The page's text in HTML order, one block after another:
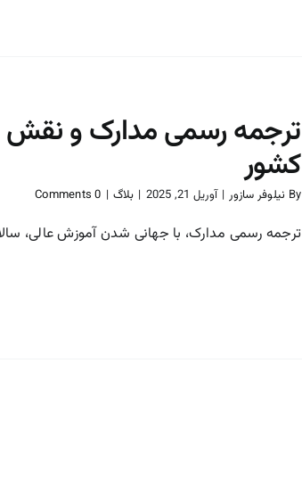
ترجمه رسمی مدارک و نقش
حیاتی آن در تحصیل در خارج
ترجمه رسمی مدارک و نقش
کشور
By نیلوفر سازور | آوریل 21, 2025 | بلاگ |
0 Comments
ترجمه رسمی مدارک، با جهانی شدن آموزش عالی،